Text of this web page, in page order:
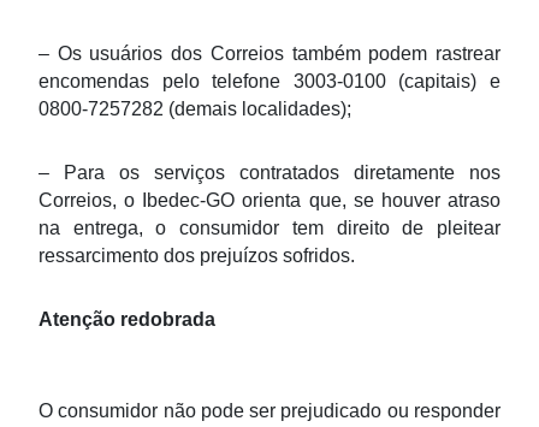
– Os usuários dos Correios também podem rastrear
encomendas pelo telefone 3003-0100 (capitais) e
0800-7257282 (demais localidades);
– Para os serviços contratados diretamente nos
Correios, o Ibedec-GO orienta que, se houver atraso
na entrega, o consumidor tem direito de pleitear
ressarcimento dos prejuízos sofridos.
Atenção redobrada
O consumidor não pode ser prejudicado ou responder